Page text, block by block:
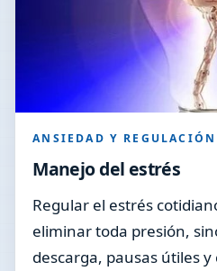
ANSIEDAD Y
Manejo del estrés
Regular el estrés
eliminar toda presión,
descarga, pausas útiles